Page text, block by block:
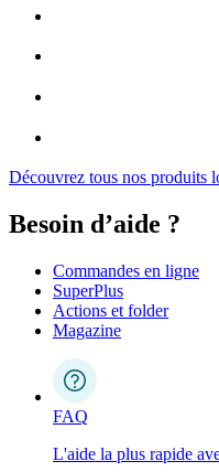
Découvrez tous nos produits
Besoin d’aide ?
Commandes en ligne
SuperPlus
Actions et folder
Magazine
FAQ
L'aide la plus rapide